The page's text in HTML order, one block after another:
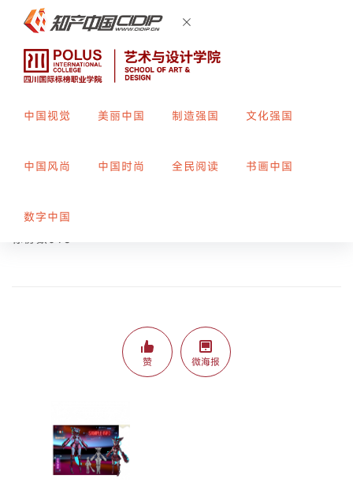
中国视觉 美丽中国 制造强国 文化强国
中国风尚 中国时尚 全民阅读 书画中国
数字中国
指导教师：
标榜数096
赞 微海报